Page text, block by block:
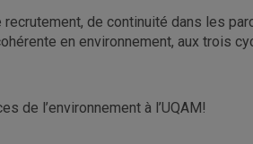
de continuité dans les
en environnement, aux trois
de l’environnement à l’UQAM!